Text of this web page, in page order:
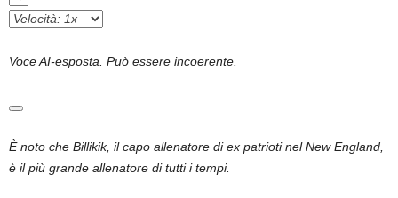
Voce AI-esposta. Può essere incoerente.
È noto che Billikik, il capo allenatore di ex patrioti nel New England,
è il più grande allenatore di tutti i tempi.